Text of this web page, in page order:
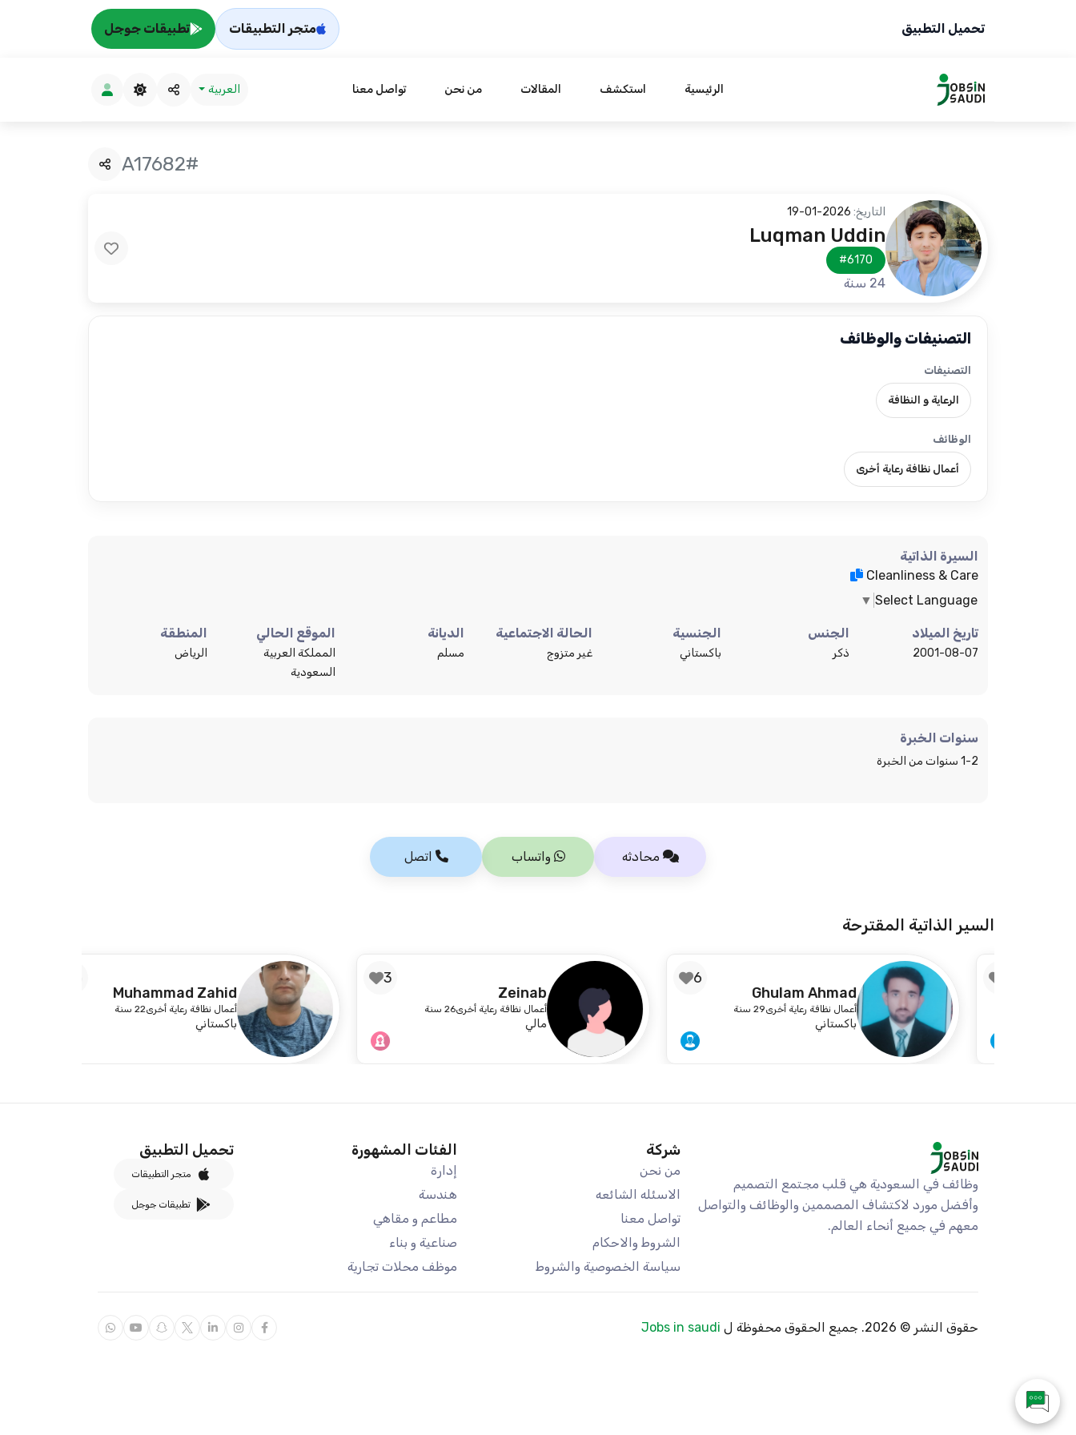
تحميل التطبيق متجر التطبيقات تطبيقات جوجل
الرئيسية استكشف المقالات من نحن تواصل معنا العربية
#A17682
التاريخ: 2026-01-19
Luqman Uddin
#6170
24 سنة
التصنيفات والوظائف
التصنيفات
الرعاية و النظافة
الوظائف
أعمال نظافة رعاية أخرى
السيرة الذاتية
Cleanliness & Care
Select Language
▼
تاريخ الميلاد
2001-08-07
الجنس
ذكر
الجنسية
باكستاني
الحالة الاجتماعية
غير متزوج
الديانة
مسلم
الموقع الحالي
المملكة العربية
السعودية
المنطقة
الرياض
سنوات الخبرة
1-2 سنوات من الخبرة
محادثه واتساب اتصل
السير الذاتية المقترحة
Ghulam Ahmad
أعمال نظافة رعاية أخرى29 سنة
باكستاني
Zeinab
أعمال نظافة رعاية أخرى26 سنة
Muhammad Zahid
أعمال نظافة رعاية أخرى22 سنة
باكستاني
وظائف في السعودية هي قلب مجتمع التصميم
وأفضل مورد لاكتشاف المصممين والوظائف والتواصل
معهم في جميع أنحاء العالم.
شركة
من نحن
الاسئله الشائعه
تواصل معنا
الشروط والاحكام
سياسة الخصوصية والشروط
الفئات المشهورة
إدارة
هندسة
مطاعم و مقاهي
صناعية و بناء
موظف محلات تجارية
تحميل التطبيق
متجر التطبيقات
تطبيقات جوجل
حقوق النشر © 2026. جميع الحقوق محفوظة ل Jobs in saudi